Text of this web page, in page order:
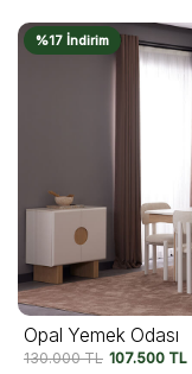
%17 İndirim
Opal Yemek Odası
130.000TL 107.500 TL